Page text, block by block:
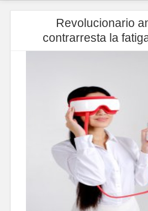
Revolucionario
contrarresta la